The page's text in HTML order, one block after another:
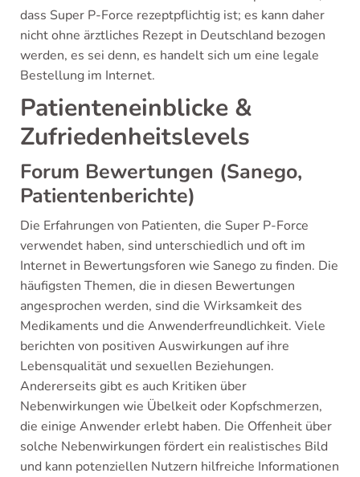
dass Super P-Force rezeptpflichtig ist; es kann daher
nicht ohne ärztliches Rezept in Deutschland bezogen
werden, es sei denn, es handelt sich um eine legale
Bestellung im Internet.
Patienteneinblicke &
Zufriedenheitslevels
Forum Bewertungen (Sanego,
Patientenberichte)
Die Erfahrungen von Patienten, die Super P-Force
verwendet haben, sind unterschiedlich und oft im
Internet in Bewertungsforen wie Sanego zu finden. Die
häufigsten Themen, die in diesen Bewertungen
angesprochen werden, sind die Wirksamkeit des
Medikaments und die Anwenderfreundlichkeit. Viele
berichten von positiven Auswirkungen auf ihre
Lebensqualität und sexuellen Beziehungen.
Andererseits gibt es auch Kritiken über
Nebenwirkungen wie Übelkeit oder Kopfschmerzen,
die einige Anwender erlebt haben. Die Offenheit über
solche Nebenwirkungen fördert ein realistisches Bild
und kann potenziellen Nutzern hilfreiche Informationen